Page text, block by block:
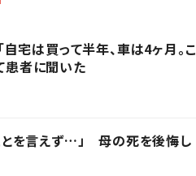
宅は買って半年、車は4ヶ月。こ
患者に聞いた
とを言えず…」 母の死を後悔し